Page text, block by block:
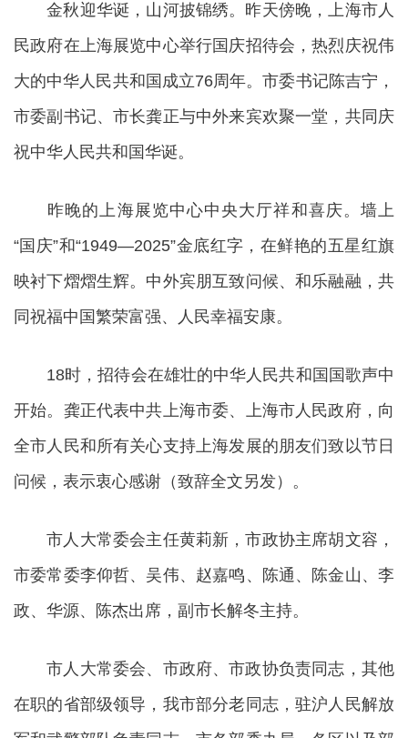
金秋迎华诞，山河披锦绣。昨天傍晚，上海市人
民政府在上海展览中心举行国庆招待会，热烈庆祝伟
大的中华人民共和国成立76周年。市委书记陈吉宁，
市委副书记、市长龚正与中外来宾欢聚一堂，共同庆
祝中华人民共和国华诞。
昨晚的上海展览中心中央大厅祥和喜庆。墙上
“国庆”和“1949—2025”金底红字，在鲜艳的五星红旗
映衬下熠熠生辉。中外宾朋互致问候、和乐融融，共
同祝福中国繁荣富强、人民幸福安康。
18时，招待会在雄壮的中华人民共和国国歌声中
开始。龚正代表中共上海市委、上海市人民政府，向
全市人民和所有关心支持上海发展的朋友们致以节日
问候，表示衷心感谢（致辞全文另发）。
市人大常委会主任黄莉新，市政协主席胡文容，
市委常委李仰哲、吴伟、赵嘉鸣、陈通、陈金山、李
政、华源、陈杰出席，副市长解冬主持。
市人大常委会、市政府、市政协负责同志，其他
在职的省部级领导，我市部分老同志，驻沪人民解放